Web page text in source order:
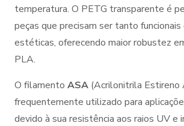
temperatura. O PETG transparente é
peças que precisam ser tanto
estéticas, oferecendo maior robustez
PLA.
O filamento ASA (Acrilonitrila Estireno
frequentemente utilizado para
devido à sua resistência aos raios UV e